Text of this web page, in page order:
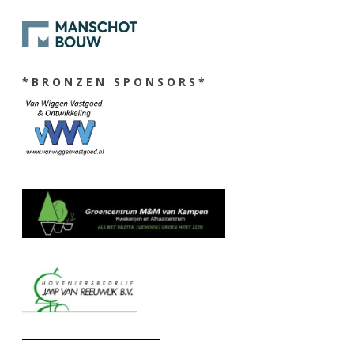
* B R O N Z E N S P O N S O R S *